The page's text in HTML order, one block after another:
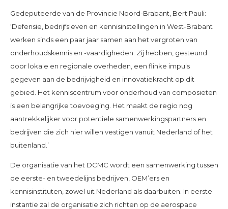
Gedeputeerde van de Provincie Noord-Brabant, Bert Pauli:
‘Defensie, bedrijfsleven en kennisinstellingen in West-Brabant
werken sinds een paar jaar samen aan het vergroten van
onderhoudskennis en -vaardigheden. Zij hebben, gesteund
door lokale en regionale overheden, een flinke impuls
gegeven aan de bedrijvigheid en innovatiekracht op dit
gebied. Het kenniscentrum voor onderhoud van composieten
is een belangrijke toevoeging. Het maakt de regio nog
aantrekkelijker voor potentiele samenwerkingspartners en
bedrijven die zich hier willen vestigen vanuit Nederland of het
buitenland.’
De organisatie van het DCMC wordt een samenwerking tussen
de eerste- en tweedelijns bedrijven, OEM’ers en
kennisinstituten, zowel uit Nederland als daarbuiten. In eerste
instantie zal de organisatie zich richten op de aerospace